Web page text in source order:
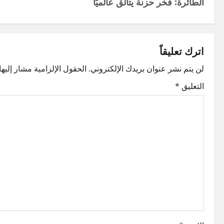
s
n
a
v
i
اترك تعليقاً
لن يتم نشر عنوان بريدك الإلكتروني. الحقول الإلزامية مشار
التعليق *